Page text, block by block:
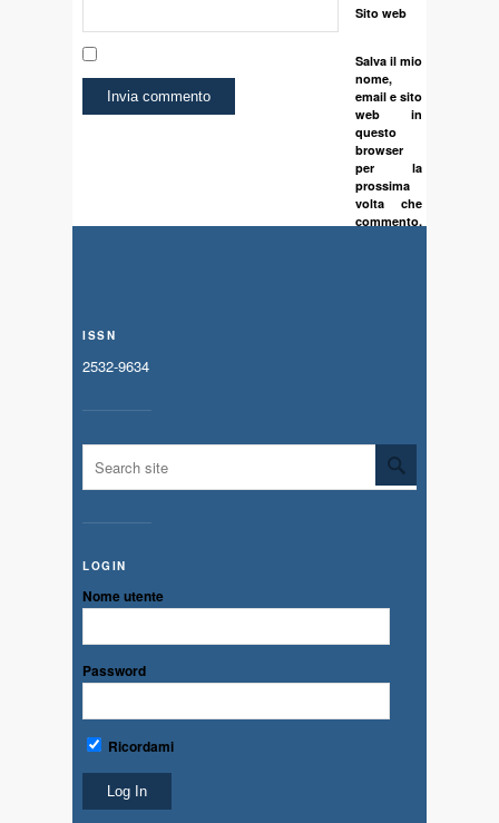
Sito web
Salva il mio
nome,
email e sito
web in
questo
browser
per la
prossima
volta che
commento.
ISSN
2532-9634
LOGIN
Nome utente
Password
Ricordami